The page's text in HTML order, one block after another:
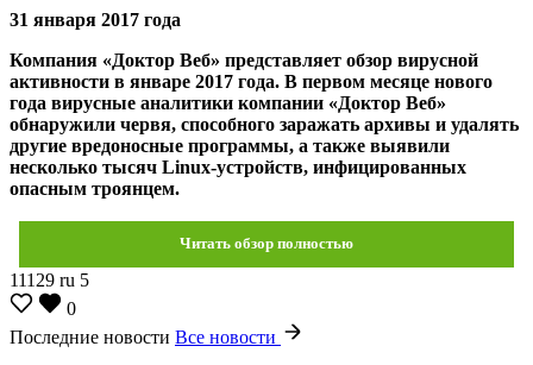
31 января 2017 года
Компания «Доктор Веб» представляет обзор вирусной
активности в январе 2017 года. В первом месяце нового
года вирусные аналитики компании «Доктор Веб»
обнаружили червя, способного заражать архивы и удалять
другие вредоносные программы, а также выявили
несколько тысяч Linux-устройств, инфицированных
опасным троянцем.
Читать обзор полностью
11129 ru 5
0
Последние новости Все новости